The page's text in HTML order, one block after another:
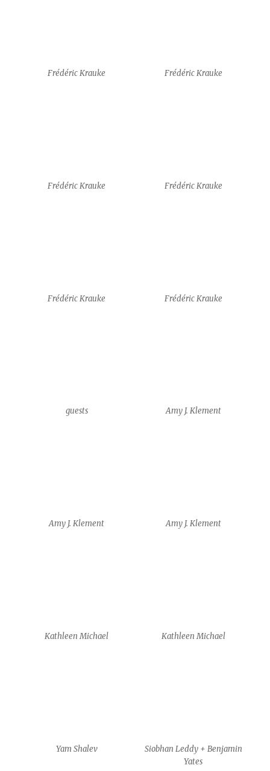
Frédéric Krauke Frédéric Krauke
Frédéric Krauke Frédéric Krauke
Frédéric Krauke Frédéric Krauke
guests Amy J. Klement
Amy J. Klement Amy J. Klement
Kathleen Michael Kathleen Michael
Yam Shalev
Siobhan Leddy + Benjamin
Yates